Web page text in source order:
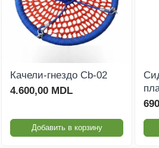
Качели-гнездо Cb-02
4.600,00 MDL
Добавить в корзину